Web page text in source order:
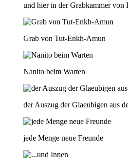
und hier in der Grabkammer von
Grab von Tut-Enkh-Amun
Nanito beim Warten
der Auszug der Glaeubigen aus
jede Menge neue Freunde